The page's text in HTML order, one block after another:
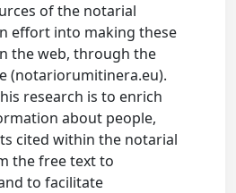
of the notarial
effort into making these
the web, through the
(notariorumitinera.eu).
research is to enrich
about people,
cited within the notarial
the free text to
to facilitate